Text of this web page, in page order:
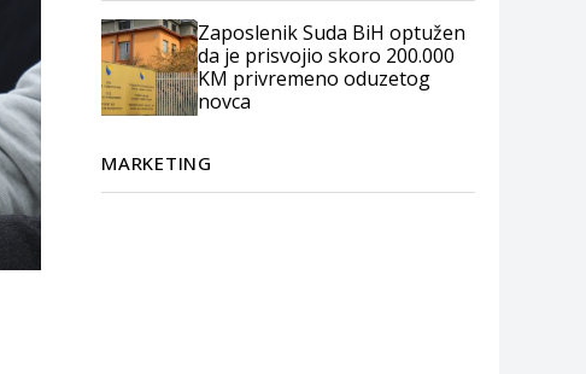
Zaposlenik Suda BiH optužen
da je prisvojio skoro 200.000
KM privremeno oduzetog
novca
MARKETING